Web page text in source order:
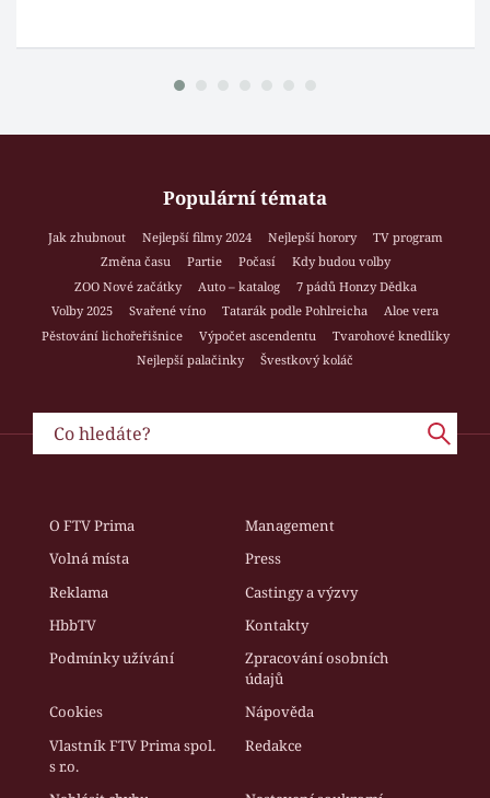
Populární témata
Jak zhubnout Nejlepší filmy 2024 Nejlepší horory
TV program
Změna času
Partie Počasí
Kdy budou volby
ZOO Nové začátky
Auto – katalog
7 pádů Honzy Dědka
Volby 2025
Svařené víno Tatarák podle Pohlreicha
Aloe vera
Pěstování lichořeřišnice
Výpočet ascendentu
Tvarohové knedlíky
Nejlepší palačinky
Švestkový koláč
O FTV Prima
Management
Volná místa
Press
Reklama
Castingy a výzvy
HbbTV
Kontakty
Podmínky užívání
Zpracování osobních
údajů
Cookies
Nápověda
Vlastník FTV Prima spol.
s r.o.
Redakce